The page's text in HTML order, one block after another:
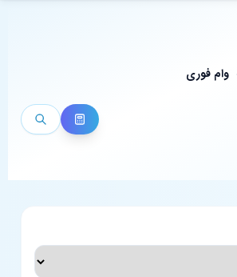
وام فوری